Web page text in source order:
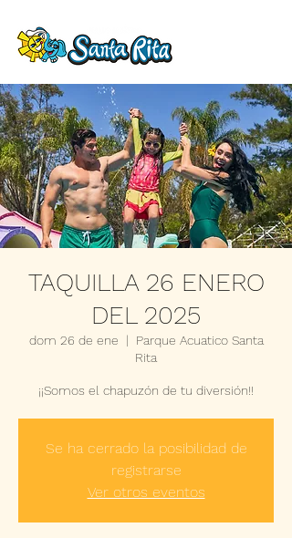
TAQUILLA 26 ENERO
DEL 2025
dom 26 de ene
  |
Parque Acuatico Santa
Rita
¡¡Somos el chapuzón de tu diversión!!
Se ha cerrado la posibilidad de
registrarse
Ver otros eventos